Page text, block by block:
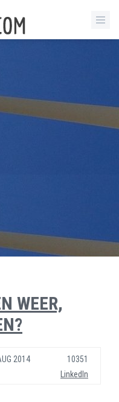
WEER,
2014
10351
LinkedIn